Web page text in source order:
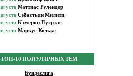
ТОП-10 ПОПУЛЯРНЫХ ТЕМ
Бундеслига